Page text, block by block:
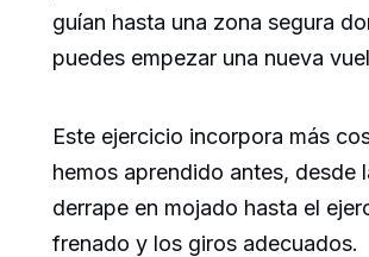
guían hasta una zona segura
puedes empezar una nueva
Este ejercicio incorpora más
hemos aprendido antes, desde
derrape en mojado hasta el
frenado y los giros adecuados.